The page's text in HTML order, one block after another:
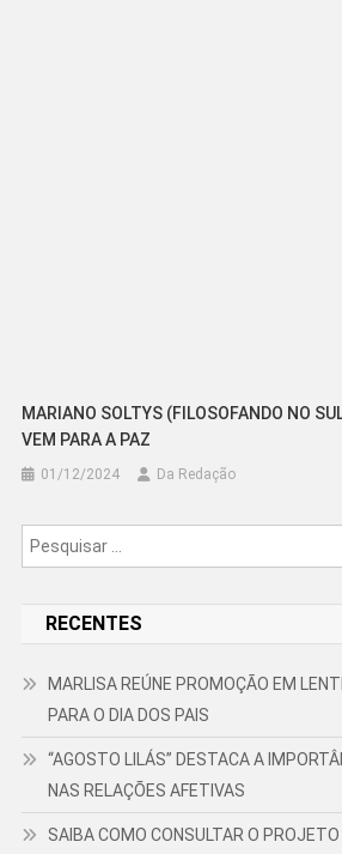
MARIANO SOLTYS (FILOSOFANDO NO
VEM PARA A PAZ
01/12/2024 Da Redação
RECENTES
MARLISA REÚNE PROMOÇÃO EM
PARA O DIA DOS PAIS
“AGOSTO LILÁS” DESTACA A
NAS RELAÇÕES AFETIVAS
SAIBA COMO CONSULTAR O